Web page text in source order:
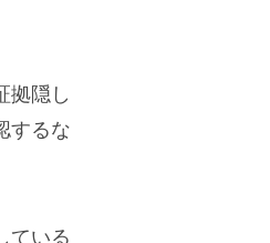
拠隠し
するな
ている